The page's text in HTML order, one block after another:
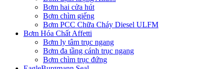
Bơm hai cửa hút
Bơm chìm giếng
Bơm PCC Chữa Cháy Diesel ULFM
Bơm Hóa Chất Affetti
Bơm ly tâm trục ngang
Bơm đa tầng cánh trục ngang
Bơm chìm trục đứng